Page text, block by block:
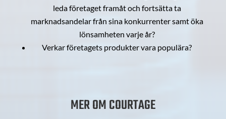
leda företaget framåt och fortsätta ta
marknadsandelar från sina konkurrenter samt öka
lönsamheten varje år?
Verkar företagets produkter vara populära?
MER OM COURTAGE